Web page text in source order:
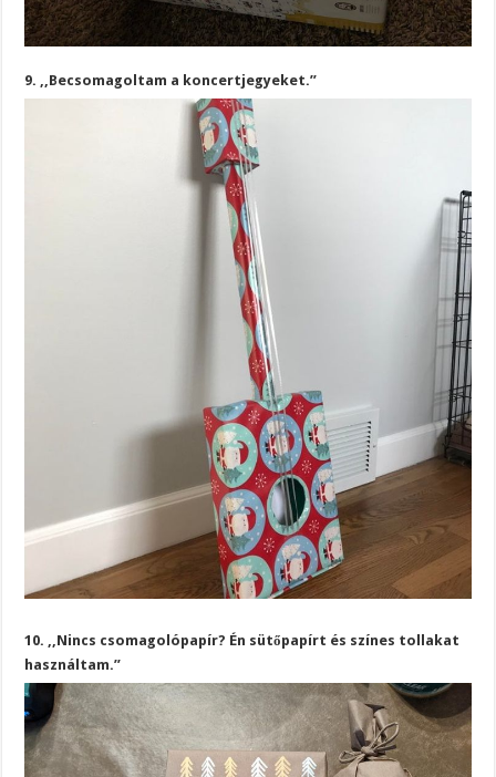
9. ,,Becsomagoltam a koncertjegyeket.”
10. ,,Nincs csomagolópapír? Én sütőpapírt és színes tollakat
használtam.”